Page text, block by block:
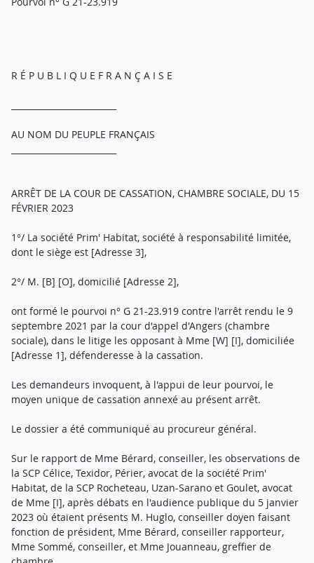
R É P U B L I Q U E F R A N Ç A I S E
AU NOM DU PEUPLE FRANÇAIS
ARRÊT DE LA COUR DE CASSATION, CHAMBRE SOCIALE, DU 15
FÉVRIER 2023
1°/ La société Prim' Habitat, société à responsabilité limitée,
dont le siège est [Adresse 3],
2°/ M. [B] [O], domicilié [Adresse 2],
ont formé le pourvoi n° G 21-23.919 contre l'arrêt rendu le 9
septembre 2021 par la cour d'appel d'Angers (chambre
sociale), dans le litige les opposant à Mme [W] [I], domiciliée
[Adresse 1], défenderesse à la cassation.
Les demandeurs invoquent, à l'appui de leur pourvoi, le
moyen unique de cassation annexé au présent arrêt.
Le dossier a été communiqué au procureur général.
Sur le rapport de Mme Bérard, conseiller, les observations de
la SCP Célice, Texidor, Périer, avocat de la société Prim'
Habitat, de la SCP Rocheteau, Uzan-Sarano et Goulet, avocat
de Mme [I], après débats en l'audience publique du 5 janvier
2023 où étaient présents M. Huglo, conseiller doyen faisant
fonction de président, Mme Bérard, conseiller rapporteur,
Mme Sommé, conseiller, et Mme Jouanneau, greffier de